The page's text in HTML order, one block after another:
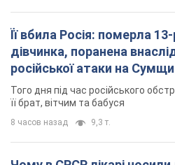
7 часов назад 3,4 т.